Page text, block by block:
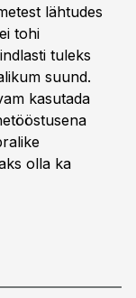
lähtudes
tohi
tuleks
suund.
kasutada
olla ka